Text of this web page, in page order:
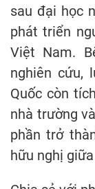
sau đại học
phát triển
Việt Nam.
nghiên cứu,
Quốc còn
nhà trường
phần trở
hữu nghị